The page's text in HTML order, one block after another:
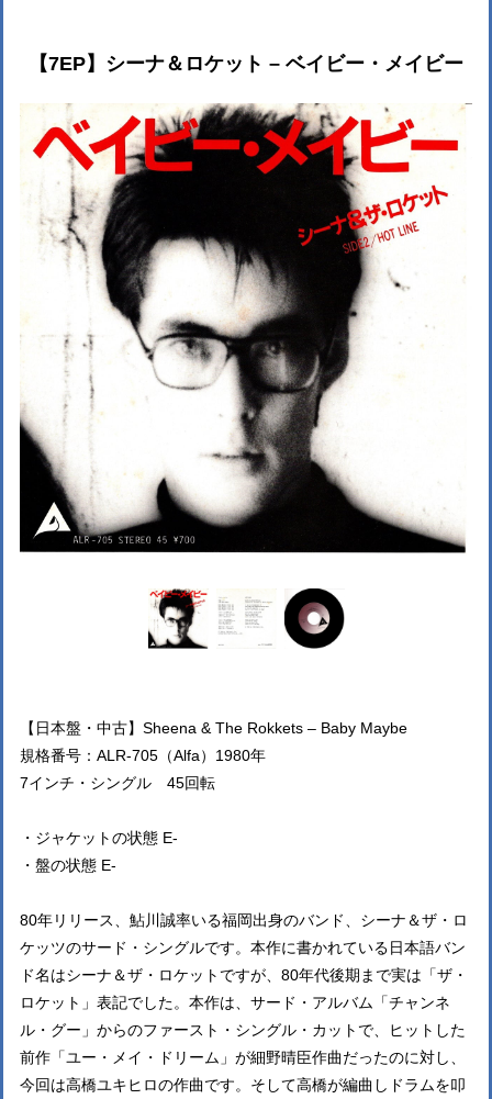
【7EP】シーナ＆ロケット – ベイビー・メイビー
【日本盤・中古】Sheena & The Rokkets – Baby Maybe
規格番号：ALR-705（Alfa）1980年
7インチ・シングル 45回転
・ジャケットの状態 E-
・盤の状態 E-
80年リリース、鮎川誠率いる福岡出身のバンド、シーナ＆ザ・ロ
ケッツのサード・シングルです。本作に書かれている日本語バン
ド名はシーナ＆ザ・ロケットですが、80年代後期まで実は「ザ・
ロケット」表記でした。本作は、サード・アルバム「チャンネ
ル・グー」からのファースト・シングル・カットで、ヒットした
前作「ユー・メイ・ドリーム」が細野晴臣作曲だったのに対し、
今回は高橋ユキヒロの作曲です。そして高橋が編曲しドラムを叩